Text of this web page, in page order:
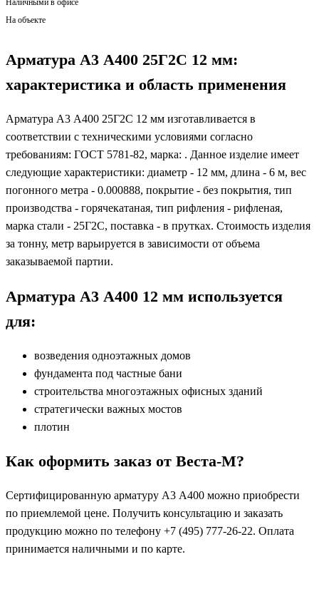
Наличными в офисе
На объекте
Арматура А3 А400 25Г2С 12 мм:
характеристика и область применения
Арматура А3 А400 25Г2С 12 мм изготавливается в
соответствии с техническими условиями согласно
требованиям: ГОСТ 5781-82, марка: . Данное изделие имеет
следующие характеристики: диаметр - 12 мм, длина - 6 м, вес
погонного метра - 0.000888, покрытие - без покрытия, тип
производства - горячекатаная, тип рифления - рифленая,
марка стали - 25Г2С, поставка - в прутках. Стоимость изделия
за тонну, метр варьируется в зависимости от объема
заказываемой партии.
Арматура А3 А400 12 мм используется
для:
возведения одноэтажных домов
фундамента под частные бани
строительства многоэтажных офисных зданий
стратегически важных мостов
плотин
Как оформить заказ от Веста-М?
Сертифицированную арматуру А3 А400 можно приобрести
по приемлемой цене. Получить консультацию и заказать
продукцию можно по телефону +7 (495) 777-26-22. Оплата
принимается наличными и по карте.